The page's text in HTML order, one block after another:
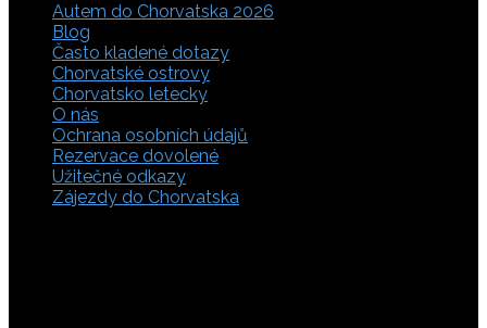
Autem do Chorvatska 2026
Blog
Často kladené dotazy
Chorvatské ostrovy
Chorvatsko letecky
O nás
Ochrana osobních údajů
Rezervace dovolené
Užitečné odkazy
Zájezdy do Chorvatska